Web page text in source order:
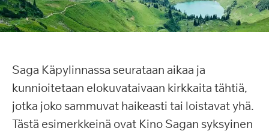
Saga Käpylinnassa seurataan aikaa ja
kunnioitetaan elokuvataivaan kirkkaita tähtiä,
jotka joko sammuvat haikeasti tai loistavat yhä.
Tästä esimerkkeinä ovat Kino Sagan syksyinen